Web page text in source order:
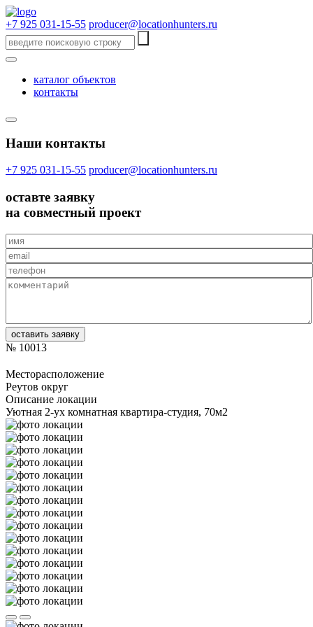
+7 925 031-15-55 producer@locationhunters.ru
каталог объектов
контакты
Наши контакты
+7 925 031-15-55 producer@locationhunters.ru
оставте заявку
на совместный проект
№ 10013
Месторасположение
Реутов округ
Описание локации
Уютная 2-ух комнатная квартира-студия, 70м2